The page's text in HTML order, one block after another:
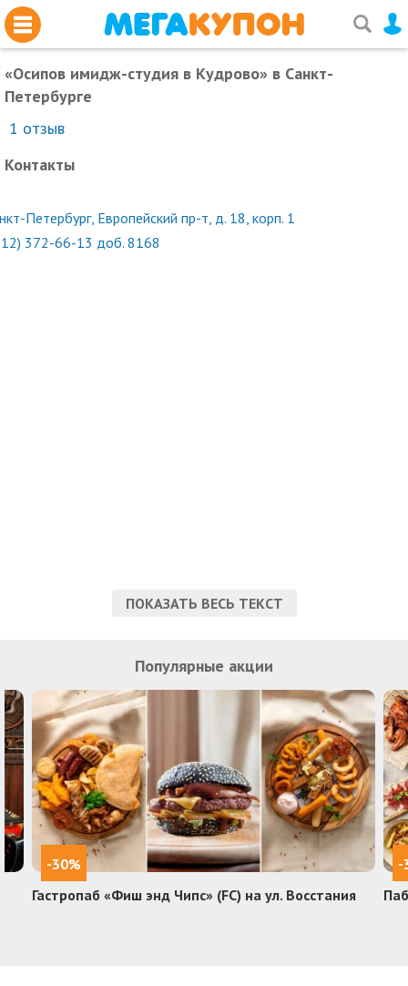
«Осипов имидж-студия в Кудрово» в Санкт-
Петербурге
1 отзыв
Контакты
Петербург, ​Европейский пр-т, д. 18, корп. 1
372-66-13 доб. 8168
ПОКАЗАТЬ ВЕСЬ ТЕКСТ
Популярные акции
-30%
Гастропаб «Фиш энд Чипс» (FC) на ул. Восстания
-